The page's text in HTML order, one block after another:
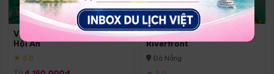
Vinpearl Resort & Golf Nam
Hội An
★ 5.0
Melia Vinpearl Danang
Riverfront
Đà Nẵng